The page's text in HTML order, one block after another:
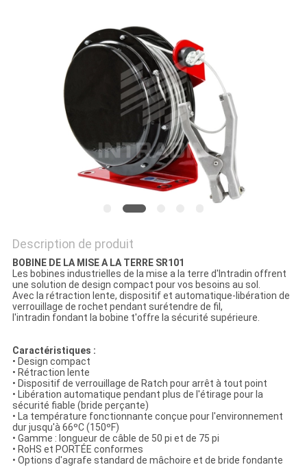
DEMANDER
POLICY
Description de produit
BOBINE DE LA MISE A LA TERRE SR101
Les bobines industrielles de la mise a la terre d'Intradin offrent
une solution de design compact pour vos besoins au sol.
Avec la rétraction lente, dispositif et automatique-libération de
verrouillage de rochet pendant surétendre de fil,
l'intradin fondant la bobine t'offre la sécurité supérieure.
Caractéristiques :
• Design compact
• Rétraction lente
• Dispositif de verrouillage de Ratch pour arrêt à tout point
• Libération automatique pendant plus de l'étirage pour la
sécurité fiable (bride perçante)
• La température fonctionnante conçue pour l'environnement
dur jusqu'à 66ºC (150ºF)
• Gamme : longueur de câble de 50 pi et de 75 pi
• RoHS et PORTÉE conformes
• Options d'agrafe standard de mâchoire et de bride fondante